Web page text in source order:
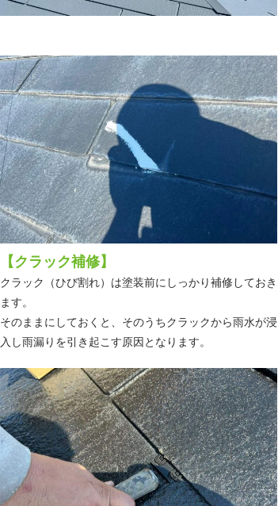
【クラック補修】
クラック（ひび割れ）は塗装前にしっかり補修しておき
ます。
そのままにしておくと、そのうちクラックから雨水が浸
入し雨漏りを引き起こす原因となります。